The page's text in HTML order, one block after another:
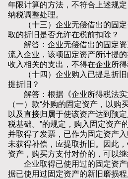
年限计算的方法，不符合上述规
纳税调整处理。
（十三）企业无偿借出的固定
取的折旧是否允许在税前扣除？
解答：企业无偿借出的固定资
流入企业，该项固定资产所计提
收入相关的支出，不得在企业所得
（十四）企业购入已提足折旧
提折旧？
解答：根据《企业所得税法实
（一）款“外购的固定资产，以购
以及直接归属于使该资产达到预
税基础。”的规定，购入固定资产
并取得了发票，已作为固定资产
未获得补偿，应提取折旧。因此
资产，购买方支付对价的，可以继
企业取得已使用过的固定资产
据已使用过固定资产的新旧磨损